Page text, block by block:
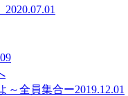
全員集合ー2019.12.01